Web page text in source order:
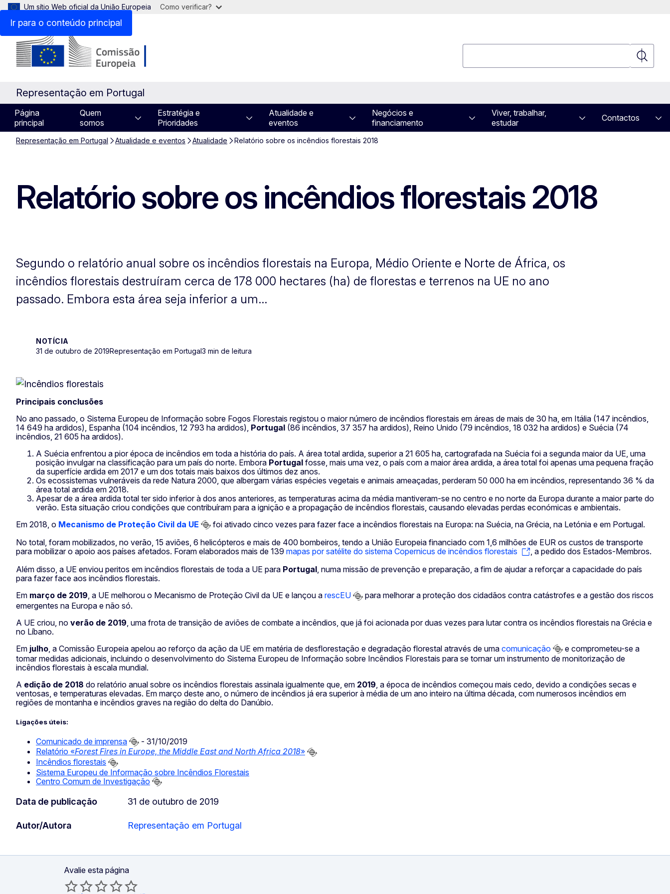
Ir para o conteúdo principal
Um sítio Web oficial da União Europeia Como verificar?
Representação em Portugal
Página
principal
Quem
somos
Estratégia e
Prioridades
Atualidade e
eventos
Negócios e
financiamento
Viver, trabalhar,
estudar
Contactos
Representação em Portugal Atualidade e eventos Atualidade Relatório sobre os incêndios florestais 2018
Relatório sobre os incêndios florestais 2018
Segundo o relatório anual sobre os incêndios florestais na Europa, Médio Oriente e Norte de África, os
incêndios florestais destruíram cerca de 178 000 hectares (ha) de florestas e terrenos na UE no ano
passado. Embora esta área seja inferior a um...
NOTÍCIA
31 de outubro de 2019Representação em Portugal3 min de leitura
Principais conclusões
No ano passado, o Sistema Europeu de Informação sobre Fogos Florestais registou o maior número de incêndios florestais em áreas de mais de 30 ha, em Itália (147 incêndios,
14 649 ha ardidos), Espanha (104 incêndios, 12 793 ha ardidos), Portugal (86 incêndios, 37 357 ha ardidos), Reino Unido (79 incêndios, 18 032 ha ardidos) e Suécia (74
incêndios, 21 605 ha ardidos).
A Suécia enfrentou a pior época de incêndios em toda a história do país. A área total ardida, superior a 21 605 ha, cartografada na Suécia foi a segunda maior da UE, uma
posição invulgar na classificação para um país do norte. Embora Portugal fosse, mais uma vez, o país com a maior área ardida, a área total foi apenas uma pequena fração
da superfície ardida em 2017 e um dos totais mais baixos dos últimos dez anos.
Os ecossistemas vulneráveis da rede Natura 2000, que albergam várias espécies vegetais e animais ameaçadas, perderam 50 000 ha em incêndios, representando 36 % da
área total ardida em 2018.
Apesar de a área ardida total ter sido inferior à dos anos anteriores, as temperaturas acima da média mantiveram-se no centro e no norte da Europa durante a maior parte do
verão. Esta situação criou condições que contribuíram para a ignição e a propagação de incêndios florestais, causando elevadas perdas económicas e ambientais.
Em 2018, o Mecanismo de Proteção Civil da UE
foi ativado cinco vezes para fazer face a incêndios florestais na Europa: na Suécia, na Grécia, na Letónia e em Portugal.
No total, foram mobilizados, no verão, 15 aviões, 6 helicópteros e mais de 400 bombeiros, tendo a União Europeia financiado com 1,6 milhões de EUR os custos de transporte
para mobilizar o apoio aos países afetados. Foram elaborados mais de 139 mapas por satélite do sistema Copernicus de incêndios florestais
, a pedido dos Estados-Membros.
Além disso, a UE enviou peritos em incêndios florestais de toda a UE para Portugal, numa missão de prevenção e preparação, a fim de ajudar a reforçar a capacidade do país
para fazer face aos incêndios florestais.
Em março de 2019, a UE melhorou o Mecanismo de Proteção Civil da UE e lançou a rescEU
para melhorar a proteção dos cidadãos contra catástrofes e a gestão dos riscos
emergentes na Europa e não só.
A UE criou, no verão de 2019 , uma frota de transição de aviões de combate a incêndios, que já foi acionada por duas vezes para lutar contra os incêndios florestais na Grécia e
no Líbano.
Em julho , a Comissão Europeia apelou ao reforço da ação da UE em matéria de desflorestação e degradação florestal através de uma comunicação
e comprometeu-se a
tomar medidas adicionais, incluindo o desenvolvimento do Sistema Europeu de Informação sobre Incêndios Florestais para se tornar um instrumento de monitorização de
incêndios florestais à escala mundial.
A edição de 2018 do relatório anual sobre os incêndios florestais assinala igualmente que, em 2019, a época de incêndios começou mais cedo, devido a condições secas e
ventosas, e temperaturas elevadas. Em março deste ano, o número de incêndios já era superior à média de um ano inteiro na última década, com numerosos incêndios em
regiões de montanha e incêndios graves na região do delta do Danúbio.
Ligações úteis:
Comunicado de imprensa
- 31/10/2019
Relatório «Forest Fires in Europe, the Middle East and North Africa 2018»
Incêndios florestais
Sistema Europeu de Informação sobre Incêndios Florestais
Centro Comum de Investigação
Data de publicação 31 de outubro de 2019
Autor/Autora Representação em Portugal
Avalie esta página